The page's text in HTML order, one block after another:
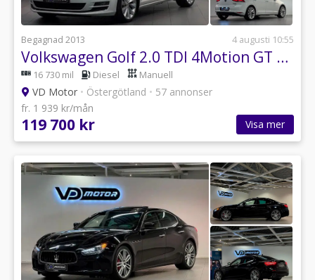
Begagnad 2013 4 augusti 10:55
Volkswagen Golf 2.0 TDI 4Motion GT Värmare Fartpilot PDC 150hk
16 730 mil Diesel Manuell
VD Motor • Östergötland • 57 annonser
fr. 1 939 kr/mån
119 700 kr Visa mer